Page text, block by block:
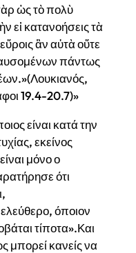
ὡς τὸ πολὺ
εἰ κατανοήσεις τὰ
ἂν αὐτὰ οὔτε
πάντως
19.4-20.7)»
είναι κατά την
εκείνος
μόνο ο
ότι
όποιον
τίποτα».Και
μπορεί κανείς να